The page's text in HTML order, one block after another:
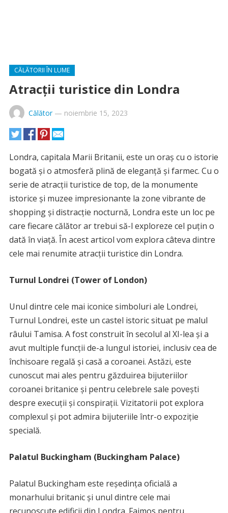
CĂLĂTORII ÎN LUME
Atracții turistice din Londra
Călător— noiembrie 15, 2023
Londra, capitala Marii Britanii, este un oraș cu o istorie
bogată și o atmosferă plină de eleganță și farmec. Cu o
serie de atracții turistice de top, de la monumente
istorice și muzee impresionante la zone vibrante de
shopping și distracție nocturnă, Londra este un loc pe
care fiecare călător ar trebui să-l exploreze cel puțin o
dată în viață. În acest articol vom explora câteva dintre
cele mai renumite atracții turistice din Londra.
Turnul Londrei (Tower of London)
Unul dintre cele mai iconice simboluri ale Londrei,
Turnul Londrei, este un castel istoric situat pe malul
râului Tamisa. A fost construit în secolul al XI-lea și a
avut multiple funcții de-a lungul istoriei, inclusiv cea de
închisoare regală și casă a coroanei. Astăzi, este
cunoscut mai ales pentru găzduirea bijuteriilor
coroanei britanice și pentru celebrele sale povești
despre execuții și conspirații. Vizitatorii pot explora
complexul și pot admira bijuteriile într-o expoziție
specială.
Palatul Buckingham (Buckingham Palace)
Palatul Buckingham este reședința oficială a
monarhului britanic și unul dintre cele mai